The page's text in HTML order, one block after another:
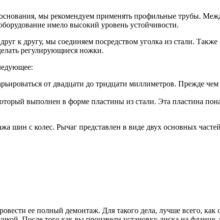
основания, мы рекомендуем применять профильные трубы.
имело высокий уровень устойчивости.
к другу, мы соединяем посредством уголка из стали.
регулирующиеся ножки.
от двадцати до тридцати миллиметров. Прежде
выполнен в форме пластины из стали. Эта пластина
шин с колес. Рычаг представлен в виде двух основных
ее полный демонтаж. Для такого дела, лучше всего,